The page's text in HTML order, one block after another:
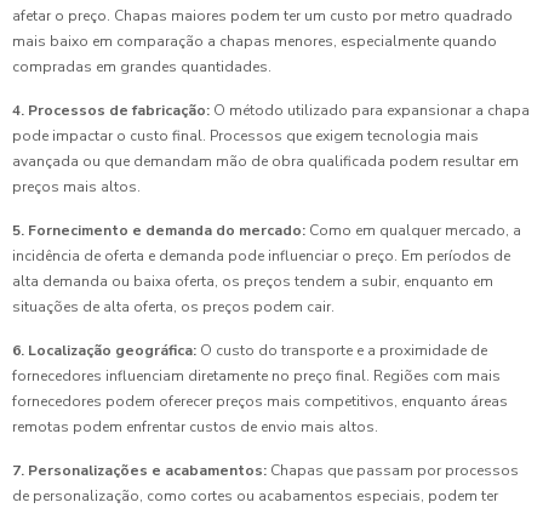
afetar o preço. Chapas maiores podem ter um custo por metro quadrado
mais baixo em comparação a chapas menores, especialmente quando
compradas em grandes quantidades.
4. Processos de fabricação: O método utilizado para expansionar a chapa
pode impactar o custo final. Processos que exigem tecnologia mais
avançada ou que demandam mão de obra qualificada podem resultar em
preços mais altos.
5. Fornecimento e demanda do mercado: Como em qualquer mercado, a
incidência de oferta e demanda pode influenciar o preço. Em períodos de
alta demanda ou baixa oferta, os preços tendem a subir, enquanto em
situações de alta oferta, os preços podem cair.
6. Localização geográfica: O custo do transporte e a proximidade de
fornecedores influenciam diretamente no preço final. Regiões com mais
fornecedores podem oferecer preços mais competitivos, enquanto áreas
remotas podem enfrentar custos de envio mais altos.
7. Personalizações e acabamentos: Chapas que passam por processos
de personalização, como cortes ou acabamentos especiais, podem ter